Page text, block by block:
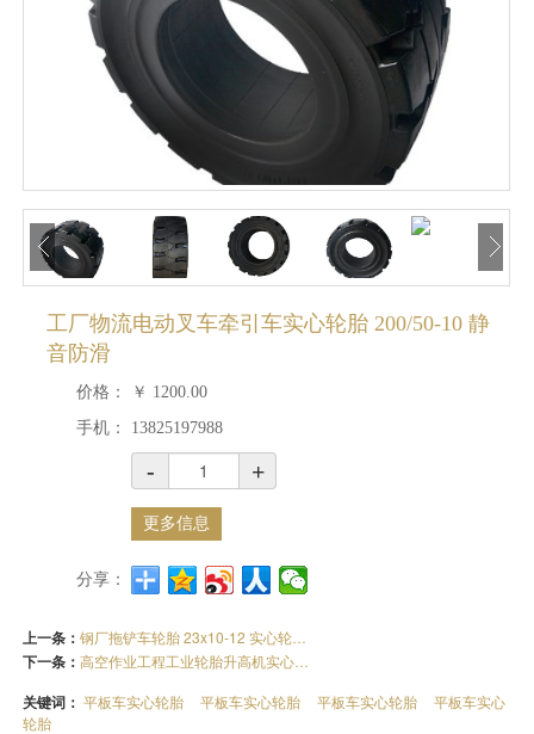
工厂物流电动叉车牵引车实心轮胎 200/50-10 静
音防滑
价格： ￥ 1200.00
手机：
13825197988
- +
更多信息
分享：
上一条： 钢厂拖铲车轮胎 23x10-12 实心轮胎 耐用花纹L301
下一条： 高空作业工程工业轮胎升高机实心轮胎12.00-20
关键词：平板车实心轮胎 平板车实心轮胎 平板车实心轮胎
平板车实心
轮胎